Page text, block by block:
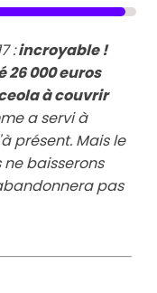
:incroyable !
26 000 euros
à couvrir
a servi à
présent. Mais le
baisserons
pas